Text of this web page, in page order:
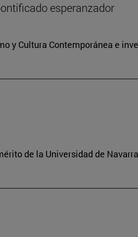
esperanzador
y Cultura Contemporánea e
de la Universidad de